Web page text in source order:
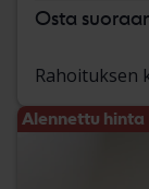
Osta
Rahoituksen
Alennettu hinta